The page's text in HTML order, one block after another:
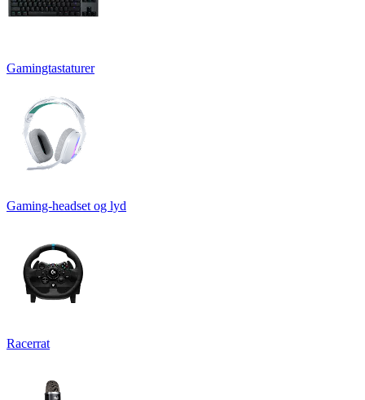
Gamingtastaturer
Gaming-headset og lyd
Racerrat